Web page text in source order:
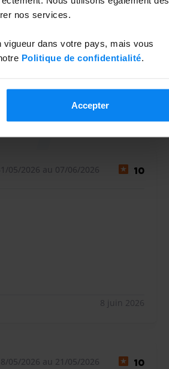
nos services.
dans votre pays, mais vous
Politique de confidentialité.
Accepter1 août 2026
05/2026 au 07/06/2026 10
8 juin 2026
05/2026 au 21/05/2026 10